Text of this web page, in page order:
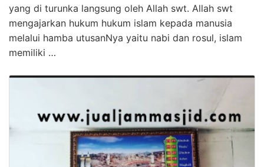
yang di turunka langsung oleh Allah swt. Allah swt
mengajarkan hukum hukum islam kepada manusia
melalui hamba utusanNya yaitu nabi dan rosul, islam
memiliki …